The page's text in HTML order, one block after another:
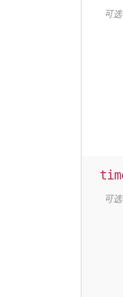
可选
可选